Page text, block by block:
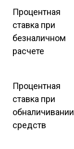
Процентная
ставка при
безналичном
расчете
Процентная
ставка при
обналичивании
средств